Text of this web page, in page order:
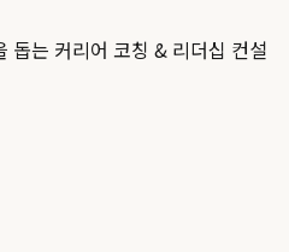
돕는 커리어 코칭 & 리더십 컨설